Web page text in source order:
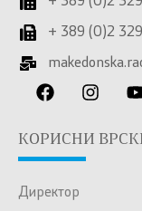
+ 389 (0)2
КОРИСНИ
Директор